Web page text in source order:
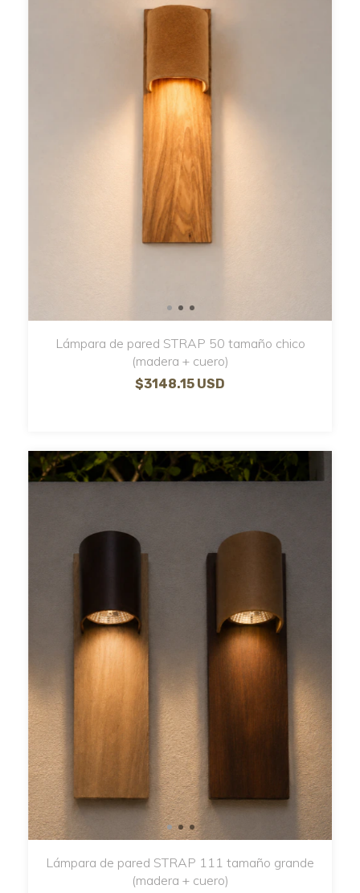
Lámpara de pared STRAP 50 tamaño chico
(madera + cuero)
$3148.15 USD
Lámpara de pared STRAP 111 tamaño grande
(madera + cuero)